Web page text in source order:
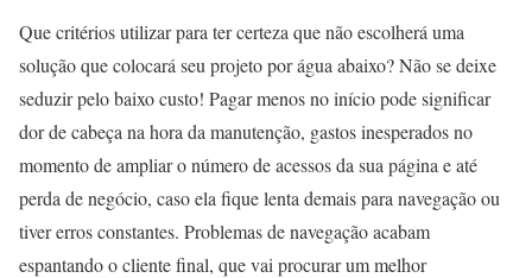
Que critérios utilizar para ter certeza que não escolherá uma
solução que colocará seu projeto por água abaixo? Não se deixe
seduzir pelo baixo custo! Pagar menos no início pode significar
dor de cabeça na hora da manutenção, gastos inesperados no
momento de ampliar o número de acessos da sua página e até
perda de negócio, caso ela fique lenta demais para navegação ou
tiver erros constantes. Problemas de navegação acabam
espantando o cliente final, que vai procurar um melhor